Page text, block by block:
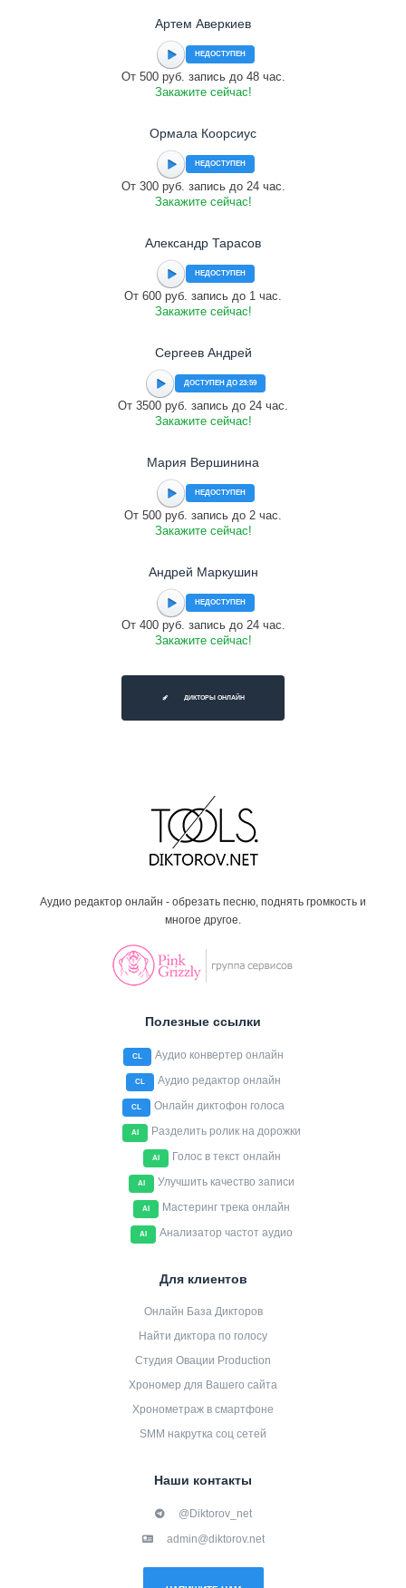
Артем Аверкиев
НЕДОСТУПЕН
От 500 руб. запись до 48 час.
Закажите сейчас!
Ормала Коорсиус
НЕДОСТУПЕН
От 300 руб. запись до 24 час.
Закажите сейчас!
Александр Тарасов
НЕДОСТУПЕН
От 600 руб. запись до 1 час.
Закажите сейчас!
Сергеев Андрей
ДОСТУПЕН ДО 23:59
От 3500 руб. запись до 24 час.
Закажите сейчас!
Мария Вершинина
НЕДОСТУПЕН
От 500 руб. запись до 2 час.
Закажите сейчас!
Андрей Маркушин
НЕДОСТУПЕН
От 400 руб. запись до 24 час.
Закажите сейчас!
ДИКТОРЫ ОНЛАЙН
Аудио редактор онлайн - обрезать песню, поднять громкость и
многое другое.
Полезные ссылки
CL Аудио конвертер онлайн
CL Аудио редактор онлайн
CL Онлайн диктофон голоса
AI Разделить ролик на дорожки
AI Голос в текст онлайн
AI Улучшить качество записи
AI Мастеринг трека онлайн
AI Анализатор частот аудио
Для клиентов
Онлайн База Дикторов
Найти диктора по голосу
Студия Овации Production
Хрономер для Вашего сайта
Хронометраж в смартфоне
SMM накрутка соц сетей
Наши контакты
@Diktorov_net
admin@diktorov.net